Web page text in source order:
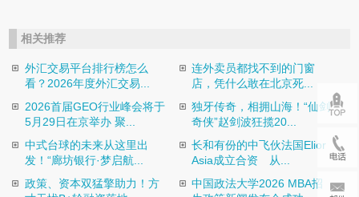
相关推荐
外汇交易平台排行榜怎么
看？2026年度外汇交易...
连外卖员都找不到的门窗
店，凭什么敢在北京死...
2026首届GEO行业峰会将于
5月29日在京举办 聚...
独牙传奇，相拥山海！“仙剑
奇侠”赵剑波狂揽20...
中式台球的未来从这里出
发！“廊坊银行·梦启航...
长和有份的中飞伙法国Elior
Asia成立合资 从...
政策、资本双猛擎助力！方
中国政法大学2026 MBA招